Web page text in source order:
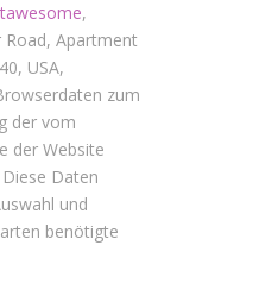
,
Road, Apartment
USA,
zum
der vom
der Website
Daten
und
benötigte